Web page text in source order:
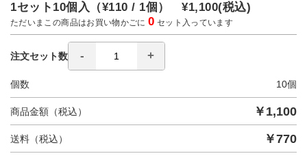
1セット10個入（¥110 / 1個）¥1,100(税込)
ただいまこの商品はお買い物かごに0 セット入っています
注文セット数
個数 10個
商品金額（税込） ￥ 1,100
送料（税込） ￥770